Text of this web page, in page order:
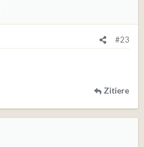
#23
Zitiere